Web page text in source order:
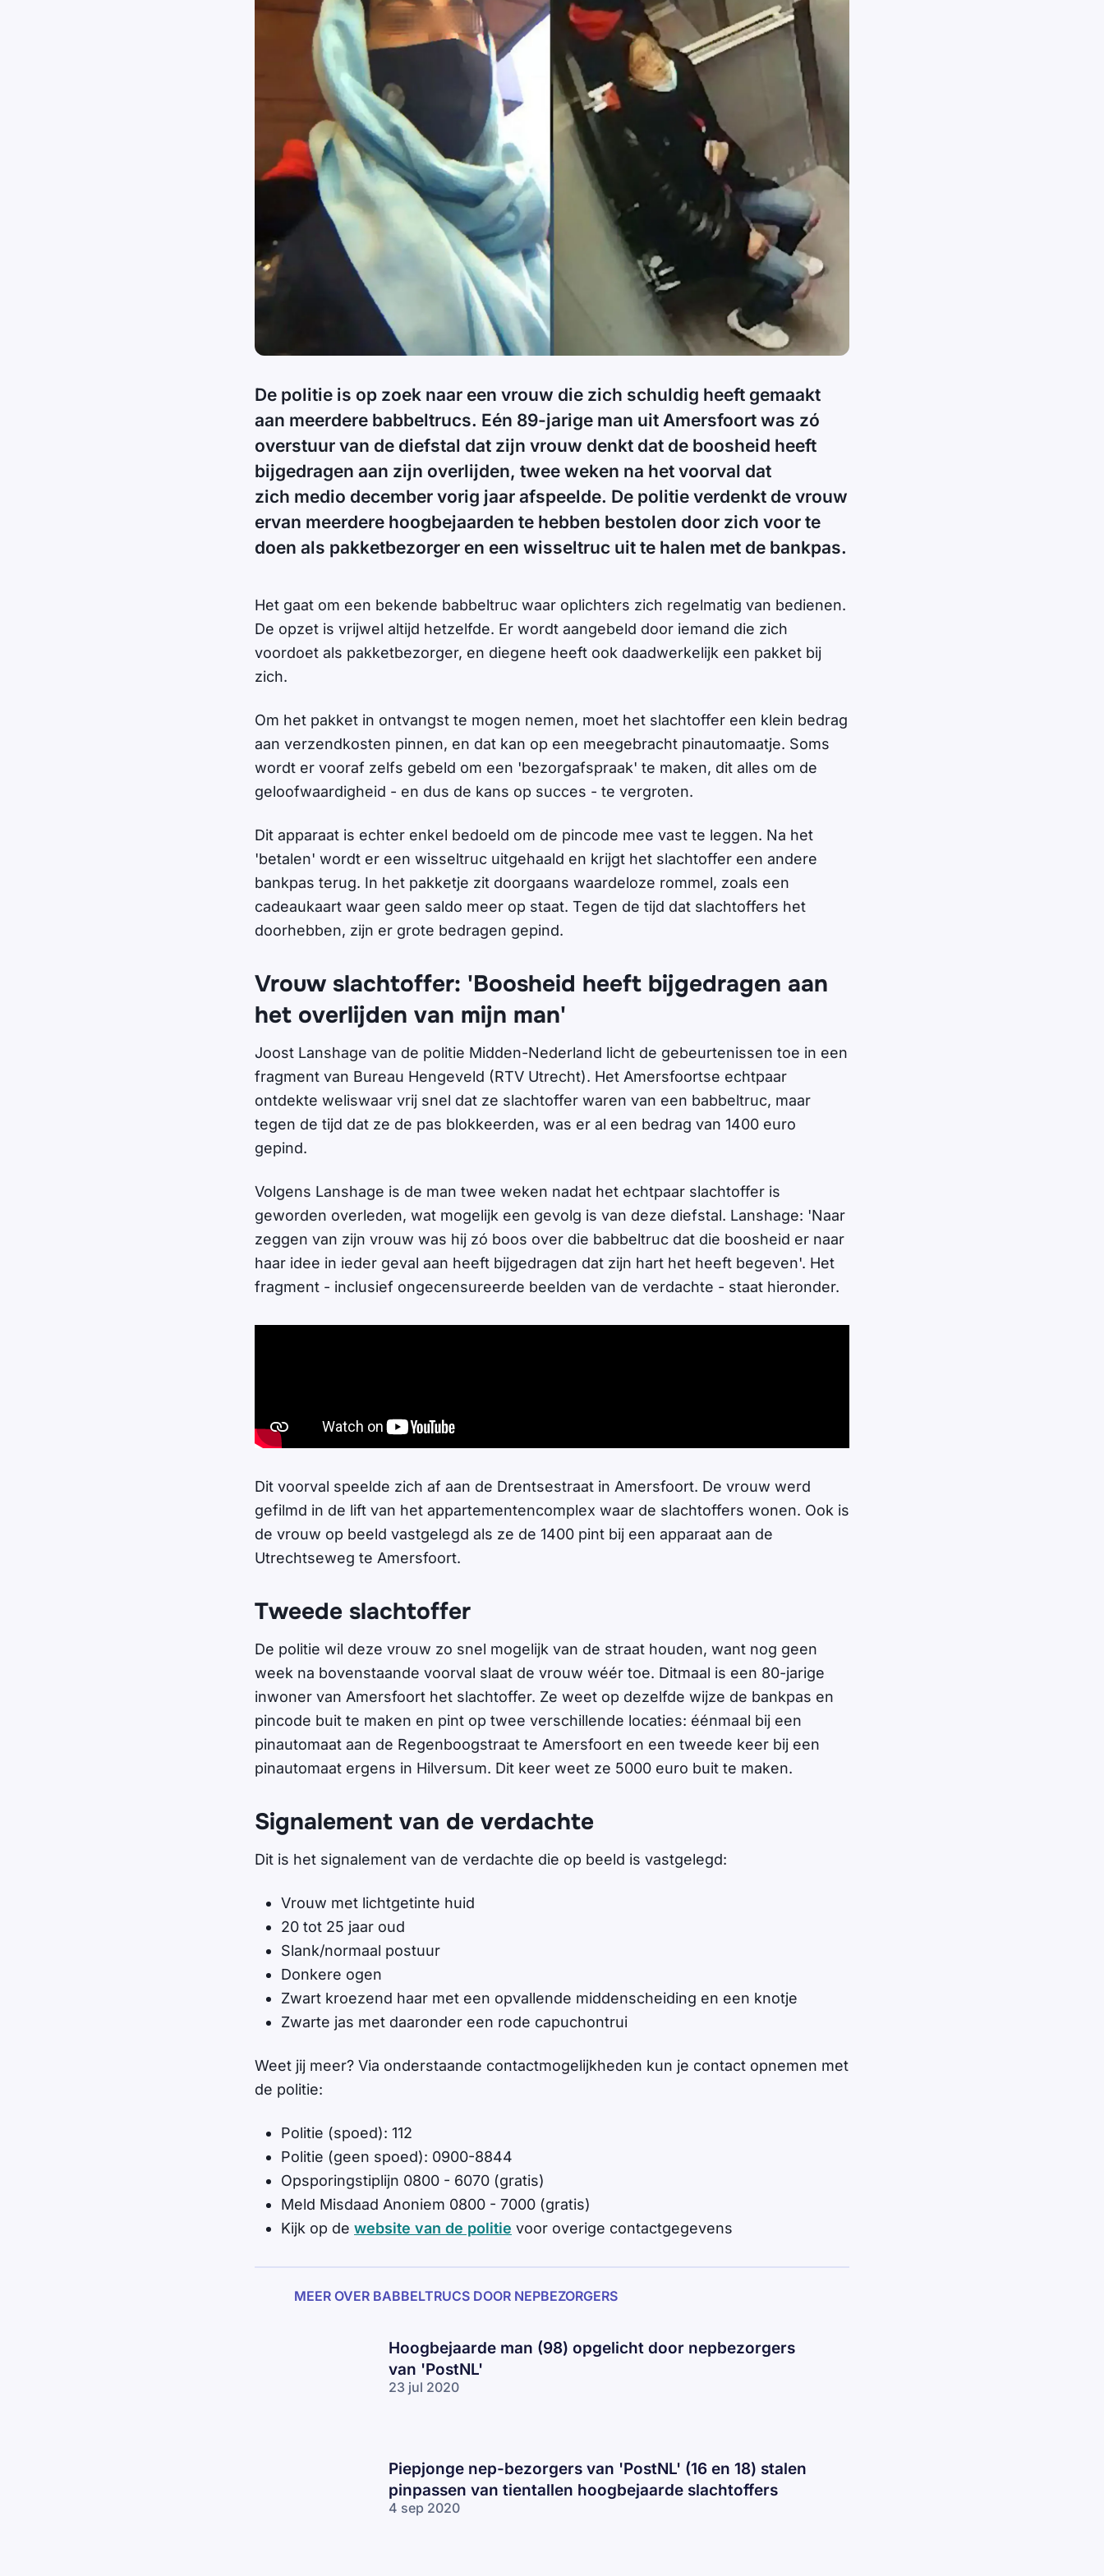
De politie is op zoek naar een vrouw die zich schuldig heeft gemaakt
aan meerdere babbeltrucs. Eén 89-jarige man uit Amersfoort was zó
overstuur van de diefstal dat zijn vrouw denkt dat de boosheid heeft
bijgedragen aan zijn overlijden, twee weken na het voorval dat
zich medio december vorig jaar afspeelde. De politie verdenkt de vrouw
ervan meerdere hoogbejaarden te hebben bestolen door zich voor te
doen als pakketbezorger en een wisseltruc uit te halen met de bankpas.
Het gaat om een bekende babbeltruc waar oplichters zich regelmatig van bedienen.
De opzet is vrijwel altijd hetzelfde. Er wordt aangebeld door iemand die zich
voordoet als pakketbezorger, en diegene heeft ook daadwerkelijk een pakket bij
zich.
Om het pakket in ontvangst te mogen nemen, moet het slachtoffer een klein bedrag
aan verzendkosten pinnen, en dat kan op een meegebracht pinautomaatje. Soms
wordt er vooraf zelfs gebeld om een 'bezorgafspraak' te maken, dit alles om de
geloofwaardigheid - en dus de kans op succes - te vergroten.
Dit apparaat is echter enkel bedoeld om de pincode mee vast te leggen. Na het
'betalen' wordt er een wisseltruc uitgehaald en krijgt het slachtoffer een andere
bankpas terug. In het pakketje zit doorgaans waardeloze rommel, zoals een
cadeaukaart waar geen saldo meer op staat. Tegen de tijd dat slachtoffers het
doorhebben, zijn er grote bedragen gepind.
Vrouw slachtoffer: 'Boosheid heeft bijgedragen aan
het overlijden van mijn man'
Joost Lanshage van de politie Midden-Nederland licht de gebeurtenissen toe in een
fragment van Bureau Hengeveld (RTV Utrecht). Het Amersfoortse echtpaar
ontdekte weliswaar vrij snel dat ze slachtoffer waren van een babbeltruc, maar
tegen de tijd dat ze de pas blokkeerden, was er al een bedrag van 1400 euro
gepind.
Volgens Lanshage is de man twee weken nadat het echtpaar slachtoffer is
geworden overleden, wat mogelijk een gevolg is van deze diefstal. Lanshage: 'Naar
zeggen van zijn vrouw was hij zó boos over die babbeltruc dat die boosheid er naar
haar idee in ieder geval aan heeft bijgedragen dat zijn hart het heeft begeven'. Het
fragment - inclusief ongecensureerde beelden van de verdachte - staat hieronder.
Dit voorval speelde zich af aan de Drentsestraat in Amersfoort. De vrouw werd
gefilmd in de lift van het appartementencomplex waar de slachtoffers wonen. Ook is
de vrouw op beeld vastgelegd als ze de 1400 pint bij een apparaat aan de
Utrechtseweg te Amersfoort.
Tweede slachtoffer
De politie wil deze vrouw zo snel mogelijk van de straat houden, want nog geen
week na bovenstaande voorval slaat de vrouw wéér toe. Ditmaal is een 80-jarige
inwoner van Amersfoort het slachtoffer. Ze weet op dezelfde wijze de bankpas en
pincode buit te maken en pint op twee verschillende locaties: éénmaal bij een
pinautomaat aan de Regenboogstraat te Amersfoort en een tweede keer bij een
pinautomaat ergens in Hilversum. Dit keer weet ze 5000 euro buit te maken.
Signalement van de verdachte
Dit is het signalement van de verdachte die op beeld is vastgelegd:
Vrouw met lichtgetinte huid
20 tot 25 jaar oud
Slank/normaal postuur
Donkere ogen
Zwart kroezend haar met een opvallende middenscheiding en een knotje
Zwarte jas met daaronder een rode capuchontrui
Weet jij meer? Via onderstaande contactmogelijkheden kun je contact opnemen met
de politie:
Politie (spoed): 112
Politie (geen spoed): 0900-8844
Opsporingstiplijn 0800 - 6070 (gratis)
Meld Misdaad Anoniem 0800 - 7000 (gratis)
Kijk op de website van de politie voor overige contactgegevens
MEER OVER BABBELTRUCS DOOR NEPBEZORGERS
Hoogbejaarde man (98) opgelicht door nepbezorgers
van 'PostNL'
23 jul 2020
Piepjonge nep-bezorgers van 'PostNL' (16 en 18) stalen
pinpassen van tientallen hoogbejaarde slachtoffers
4 sep 2020